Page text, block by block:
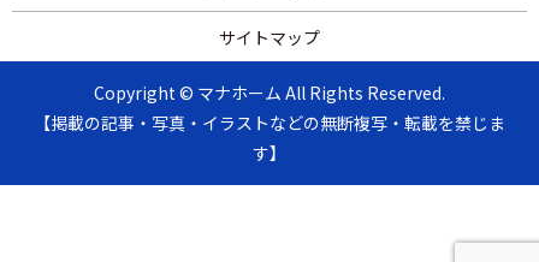
サイトマップ
Copyright © マナホーム All Rights Reserved.
【掲載の記事・写真・イラストなどの無断複写・転載を禁じま
す】